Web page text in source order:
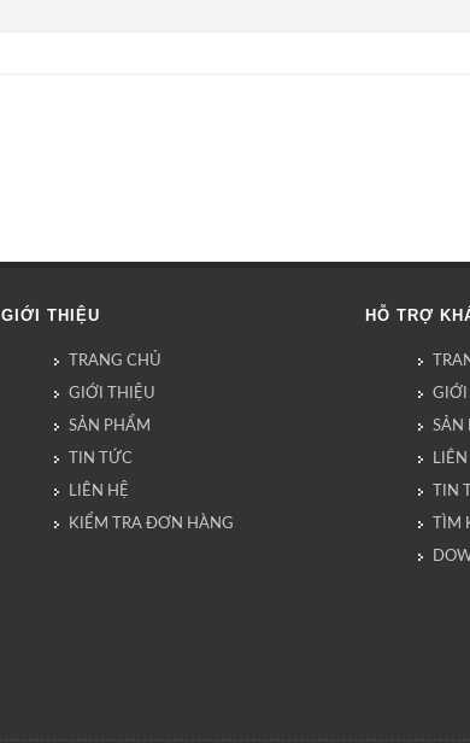
GIỚI THIỆU
TRANG CHỦ
GIỚI THIỆU
SẢN PHẨM
TIN TỨC
LIÊN HỆ
KIỂM TRA ĐƠN HÀNG
HỖ TRỢ
GIỚI
SẢN
LIÊN
TIN
TÌM